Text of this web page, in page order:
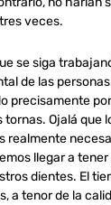
veces.
se siga
de las
precisamente
tornas. Ojalá que
realmente
llegar a
dientes. El
a tenor de la